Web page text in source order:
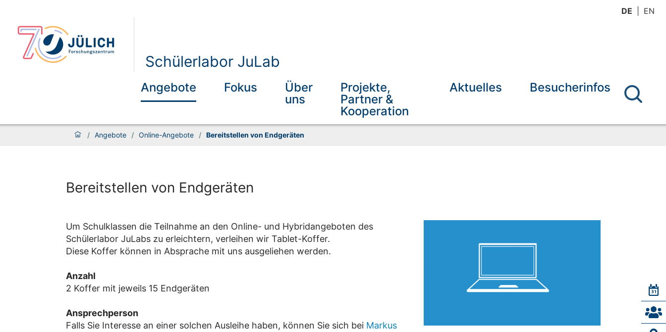
DE EN
Schülerlabor JuLab
Angebote Fokus
Über
uns
Projekte,
Partner &
Kooperation
Aktuelles Besucherinfos
/ Angebote / Online-Angebote / Bereitstellen von Endgeräten
Bereitstellen von Endgeräten
Um Schulklassen die Teilnahme an den Online- und Hybridangeboten des
Schülerlabor JuLabs zu erleichtern, verleihen wir Tablet-Koffer.
Diese Koffer können in Absprache mit uns ausgeliehen werden.
Anzahl
2 Koffer mit jeweils 15 Endgeräten
Ansprechperson
Falls Sie Interesse an einer solchen Ausleihe haben, können Sie sich bei Markus